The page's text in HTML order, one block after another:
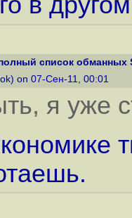
список обманных
on 07-Сен-11, 00:01
я уже